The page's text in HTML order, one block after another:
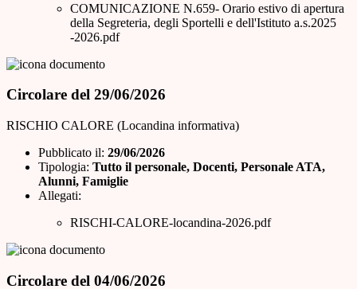
COMUNICAZIONE N.659- Orario estivo di apertura
della Segreteria, degli Sportelli e dell'Istituto a.s.2025
-2026.pdf
Circolare del 29/06/2026
RISCHIO CALORE (Locandina informativa)
Pubblicato il: 29/06/2026
Tipologia: Tutto il personale, Docenti, Personale ATA,
Alunni, Famiglie
Allegati:
RISCHI-CALORE-locandina-2026.pdf
Circolare del 04/06/2026